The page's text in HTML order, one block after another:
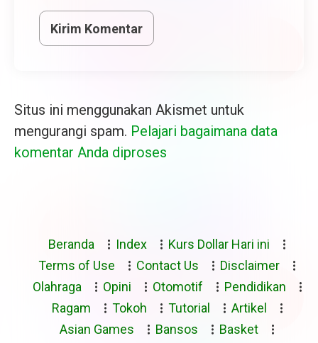
Situs ini menggunakan Akismet untuk
mengurangi spam. Pelajari bagaimana data
komentar Anda diproses
Beranda Index
Kurs Dollar Hari ini
Terms of Use
Contact Us
Disclaimer
Olahraga
Opini Otomotif
Pendidikan
Ragam
Tokoh Tutorial
Artikel
Asian Games
Bansos Basket